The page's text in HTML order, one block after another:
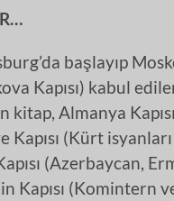
başlayıp
Kapısı) kabul
kitap, Almanya
Kapısı (Kürt
(Azerbaycan,
Kapısı (Komintern